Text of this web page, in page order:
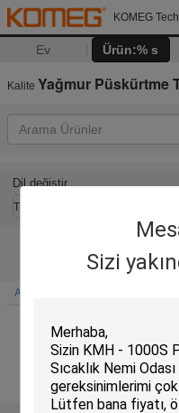
KOMEG
Ev Ürün:% s
Sizi
Kalite Yağmur Püskürtme
Dil değiştir
Turkish
Ana sayfa
Copyright © 2015 - 2026
All